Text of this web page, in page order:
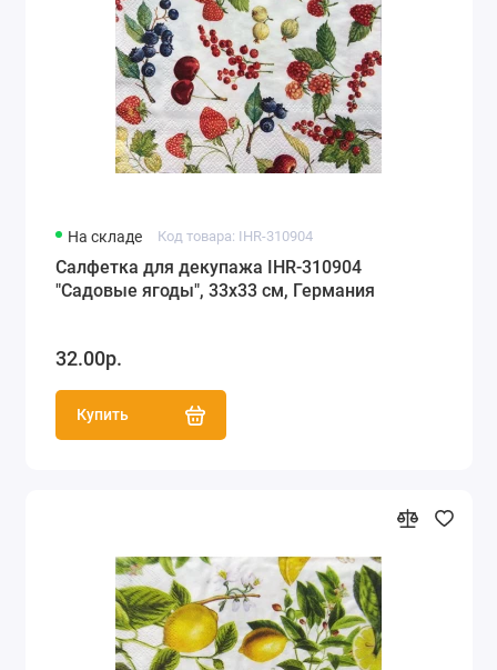
На складе Код товара: IHR-310904
Салфетка для декупажа IHR-310904
"Садовые ягоды", 33х33 см, Германия
32.00р.
Купить